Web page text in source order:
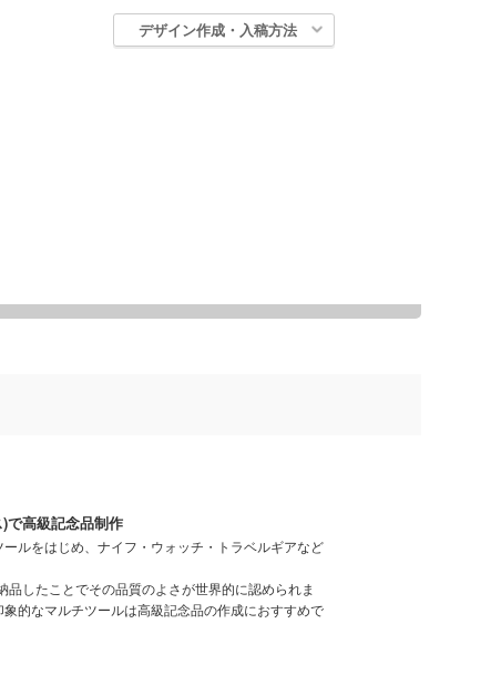
デザイン作成・入稿方法
で高級記念品制作
ルをはじめ、ナイフ・ウォッチ・トラベルギアなど
したことでその品質のよさが世界的に認められま
的なマルチツールは高級記念品の作成におすすめで